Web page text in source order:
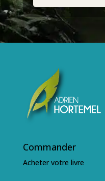
Commander
Acheter votre livre